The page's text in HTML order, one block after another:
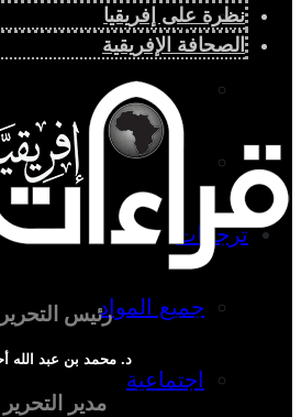
دراسة سياسية
دراسة اجتماعية
دراسة اقتصادية
ترجمات
جميع المواد
اجتماعية
نظرة على إفريقيا
الصحافة الإفريقية
رئيس التحرير
د. محمد بن عبد الله
مدير التحرير